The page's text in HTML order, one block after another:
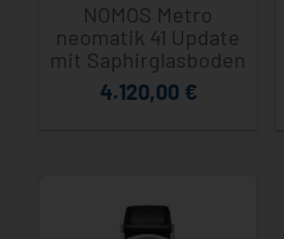
NOMOS Metro
neomatik 41 Update
mit Saphirglasboden
4.120,00 €